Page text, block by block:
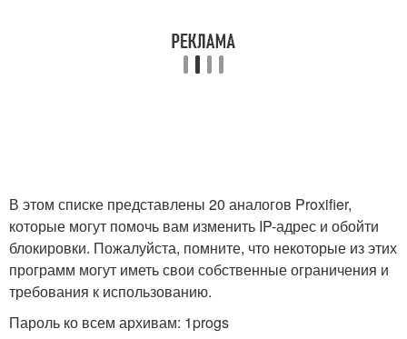
В этом списке представлены 20 аналогов Proxifier,
которые могут помочь вам изменить IP-адрес и обойти
блокировки. Пожалуйста, помните, что некоторые из этих
программ могут иметь свои собственные ограничения и
требования к использованию.
Пароль ко всем архивам: 1progs